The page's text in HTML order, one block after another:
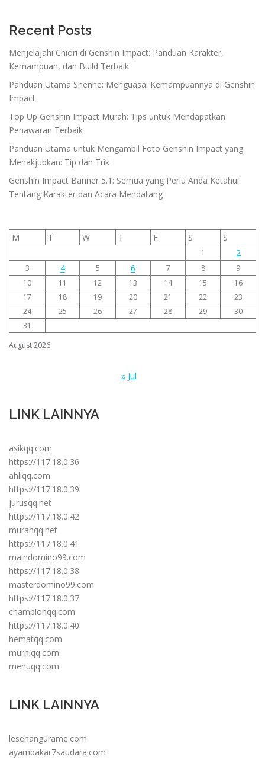
Recent Posts
Menjelajahi Chiori di Genshin Impact: Panduan Karakter,
Kemampuan, dan Build Terbaik
Panduan Utama Shenhe: Menguasai Kemampuannya di Genshin
Impact
Top Up Genshin Impact Murah: Tips untuk Mendapatkan
Penawaran Terbaik
Panduan Utama untuk Mengambil Foto Genshin Impact yang
Menakjubkan: Tip dan Trik
Genshin Impact Banner 5.1: Semua yang Perlu Anda Ketahui
Tentang Karakter dan Acara Mendatang
August 2026
M T W T F S S
1 2
3 4 5 6 7 8
9
10
11 12 13 14 15
16
17
18 19 20 21 22
23
24
25 26 27 28 29
30
31
« Jul
LINK LAINNYA
asikqq.com
https://117.18.0.36
ahliqq.com
https://117.18.0.39
jurusqq.net
https://117.18.0.42
murahqq.net
https://117.18.0.41
maindomino99.com
https://117.18.0.38
masterdomino99.com
https://117.18.0.37
championqq.com
https://117.18.0.40
hematqq.com
murniqq.com
menuqq.com
LINK LAINNYA
lesehangurame.com
ayambakar7saudara.com